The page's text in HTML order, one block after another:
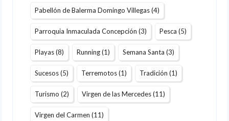
Pabellón de Balerma Domingo Villegas(4)
Parroquia Inmaculada Concepción (3) Pesca (5)
Playas(8) Running(1) Semana Santa (3)
Sucesos(5) Terremotos(1) Tradición (1)
Turismo (2) Virgen de las Mercedes(11)
Virgen del Carmen (11)